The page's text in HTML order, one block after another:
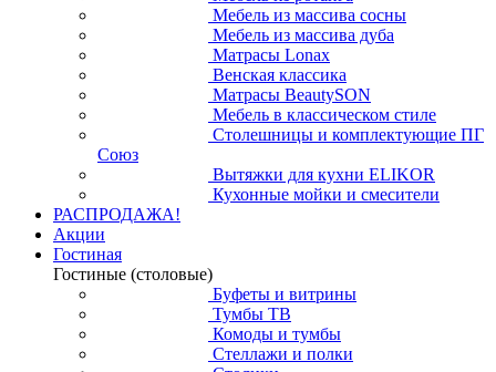
Мебель из массива сосны
Мебель из массива дуба
Матрасы Lonax
Венская классика
Матрасы BeautySON
Мебель в классическом стиле
Столешницы и комплектующие ПГ
Союз
Вытяжки для кухни ELIKOR
Кухонные мойки и смесители
РАСПРОДАЖА!
Акции
Гостиная
Гостиные (столовые)
Буфеты и витрины
Тумбы ТВ
Комоды и тумбы
Стеллажи и полки